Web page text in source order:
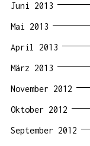
Juni 2013
Mai 2013
April 2013
März 2013
November 2012
Oktober 2012
September 2012